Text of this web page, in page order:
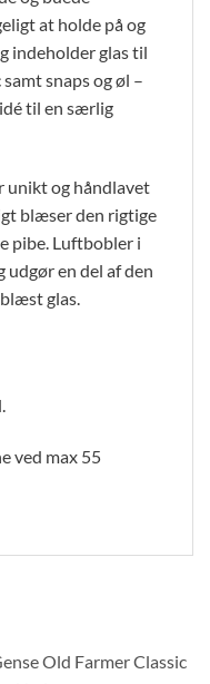
at holde på og
indeholder glas til
snaps og øl –
til en særlig
unikt og håndlavet
blæser den rigtige
pibe. Luftbobler i
udgør en del af den
glas.
ved max 55